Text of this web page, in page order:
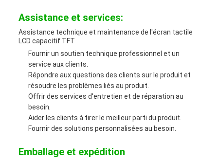
Assistance et services:
Assistance technique et maintenance de l'écran tactile
LCD capacitif TFT
Fournir un soutien technique professionnel et un
service aux clients.
Répondre aux questions des clients sur le produit et
résoudre les problèmes liés au produit.
Offrir des services d'entretien et de réparation au
besoin.
Aider les clients à tirer le meilleur parti du produit.
Fournir des solutions personnalisées au besoin.
Emballage et expédition